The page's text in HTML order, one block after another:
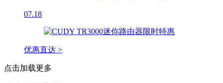
07.18
优惠直达 >
点击加载更多